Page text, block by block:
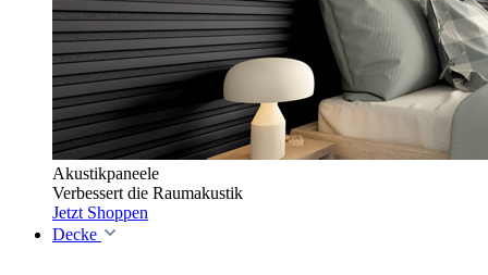
Akustikpaneele
Verbessert die Raumakustik
Jetzt Shoppen
Decke